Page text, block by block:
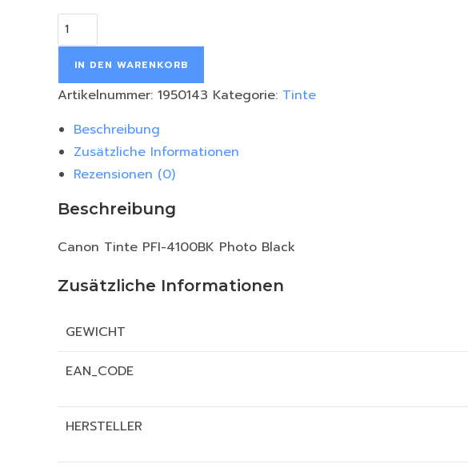
IN DEN WARENKORB
Artikelnummer: 1950143 Kategorie: Tinte
Beschreibung
Zusätzliche Informationen
Rezensionen (0)
Beschreibung
Canon Tinte PFI-4100BK Photo Black
Zusätzliche Informationen
GEWICHT
EAN_CODE
HERSTELLER